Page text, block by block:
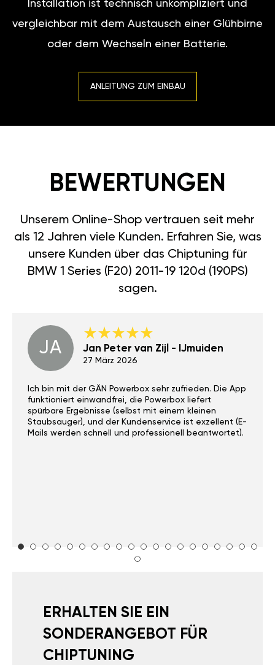
Installation ist technisch unkompliziert und
vergleichbar mit dem Austausch einer Glühbirne
oder dem Wechseln einer Batterie.
ANLEITUNG ZUM EINBAU
BEWERTUNGEN
Unserem Online-Shop vertrauen seit mehr
als 12 Jahren viele Kunden. Erfahren Sie, was
unsere Kunden über das Chiptuning für
BMW 1 Series (F20) 2011-19 120d (190PS)
sagen.
JA Jan Peter van Zijl - IJmuiden
27 März 2026
Ich bin mit der GÄN Powerbox sehr zufrieden. Die App
funktioniert einwandfrei, die Powerbox liefert
spürbare Ergebnisse (selbst mit einem kleinen
Staubsauger), und der Kundenservice ist exzellent (E-
Mails werden schnell und professionell beantwortet).
ERHALTEN SIE EIN
SONDERANGEBOT FÜR
CHIPTUNING